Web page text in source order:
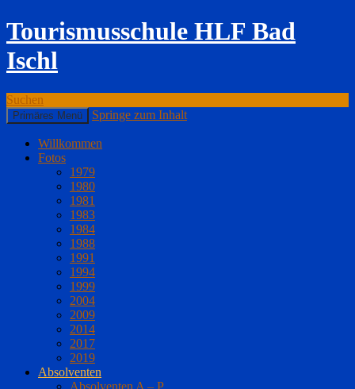
Tourismusschule HLF Bad
Ischl
Suchen
Primäres Menü Springe zum Inhalt
Willkommen
Fotos
1979
1980
1981
1983
1984
1988
1991
1994
1999
2004
2009
2014
2017
2019
Absolventen
Absolventen A – P